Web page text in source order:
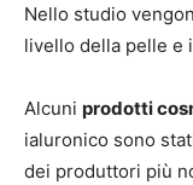
Nello studio
livello della pelle e
Alcuni prodotti
ialuronico sono
dei produttori più